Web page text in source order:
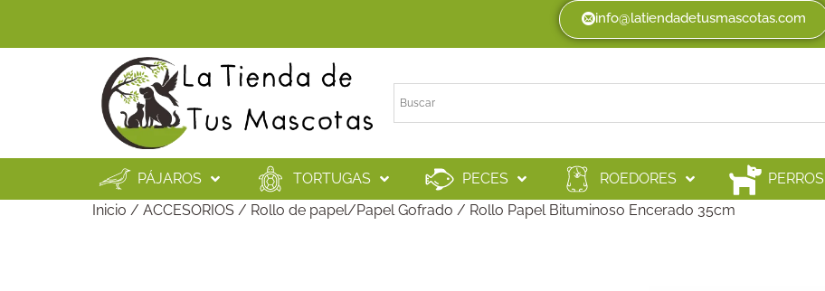
info@latiendadetusmascotas.com
PÁJAROS TORTUGAS PECES ROEDORES PERROS
Inicio / ACCESORIOS / Rollo de papel/Papel Gofrado / Rollo Papel Bituminoso Encerado 35cm